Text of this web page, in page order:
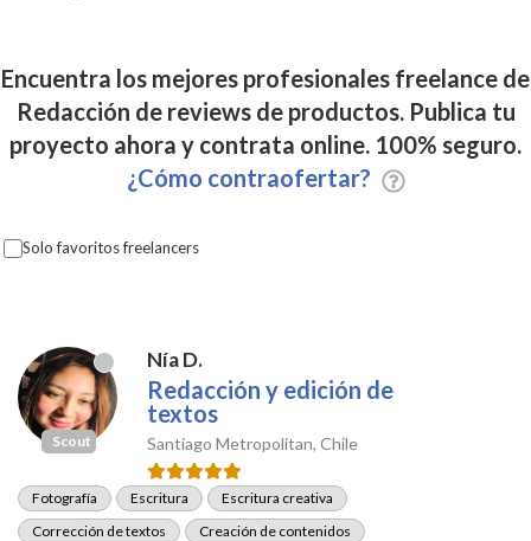
Encuentra los mejores profesionales freelance de
Redacción de reviews de productos. Publica tu
proyecto ahora y contrata online. 100% seguro.
¿Cómo contraofertar?
Solo favoritos freelancers
Scout
Nía D.
Redacción y edición de
textos
Santiago Metropolitan, Chile
Fotografía Escritura
Escritura creativa
Corrección de textos
Creación de contenidos